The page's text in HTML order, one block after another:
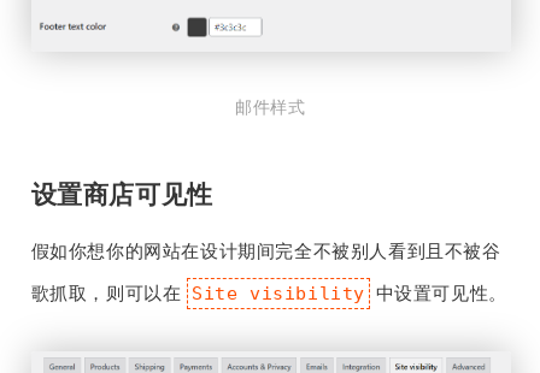
邮件样式
设置商店可见性
假如你想你的网站在设计期间完全不被别人看到且不被谷
歌抓取，则可以在
Site visibility 中设置可见性。